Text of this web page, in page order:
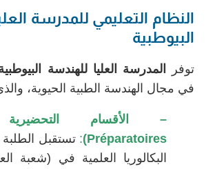
النظام التعليمي للمدرسة
البيوطبية
توفر المدرسة العليا للهندسة
في مجال الهندسة الطبية الحيوية،
Préparatoires)
: تستقبل
البكالوريا العلمية في (شعبة